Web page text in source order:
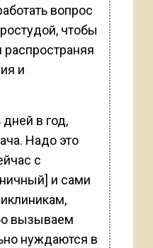
вопрос
чтобы
и
в год,
Надо это
с
и сами
вызываем
нуждаются в